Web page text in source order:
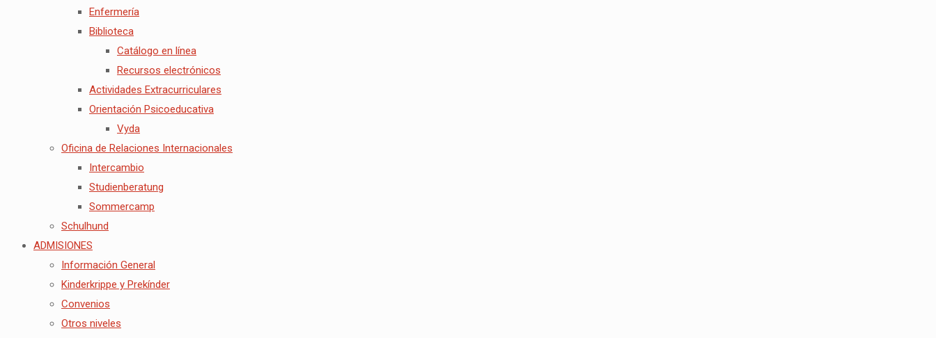
Enfermería
Biblioteca
Catálogo en línea
Recursos electrónicos
Actividades Extracurriculares
Orientación Psicoeducativa
Vyda
Oficina de Relaciones Internacionales
Intercambio
Studienberatung
Sommercamp
Schulhund
ADMISIONES
Información General
Kinderkrippe y Prekínder
Convenios
Otros niveles